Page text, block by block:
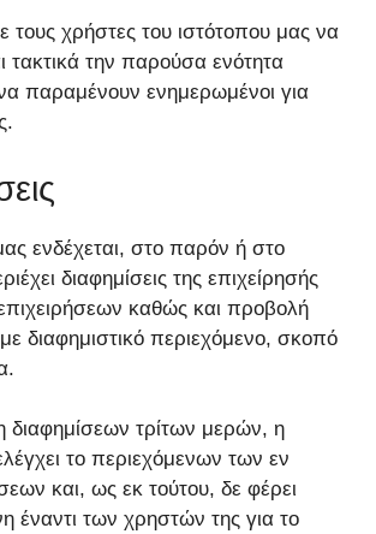
τους χρήστες του ιστότοπου μας να
τακτικά την παρούσα ενότητα
παραμένουν ενημερωμένοι για
ενδέχεται, στο παρόν ή στο
διαφημίσεις της επιχείρησής
καθώς και προβολή
διαφημιστικό περιεχόμενο, σκοπό
διαφημίσεων τρίτων μερών, η
το περιεχόμενων των εν
και, ως εκ τούτου, δε φέρει
έναντι των χρηστών της για το